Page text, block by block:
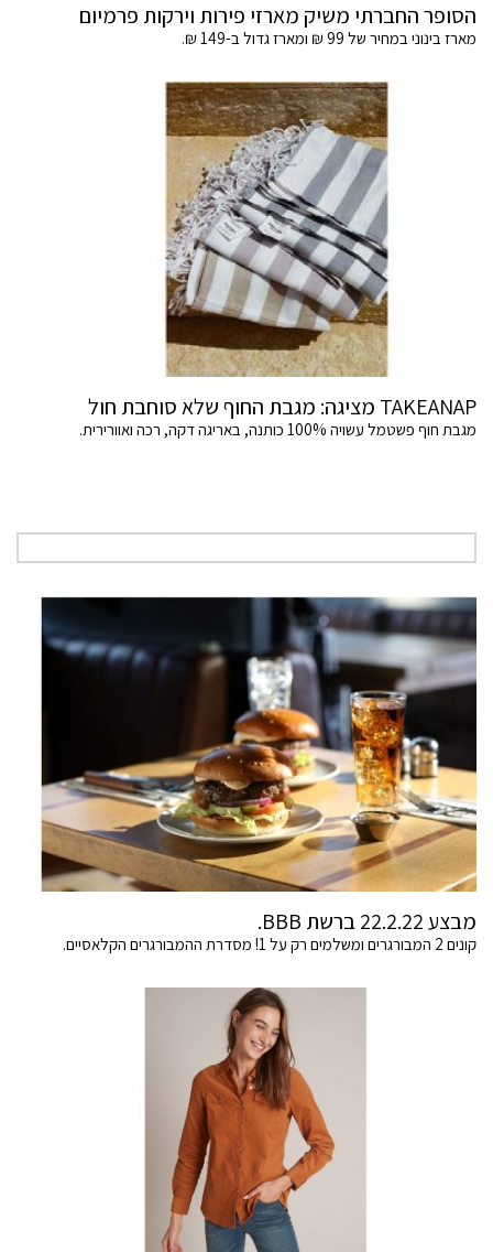
הסופר החברתי משיק מארזי פירות וירקות פרמיום
מארז בינוני במחיר של 99 ₪ ומארז גדול ב-149 ₪.
TAKEANAP מציגה: מגבת החוף שלא סוחבת חול
מגבת חוף פשטמל עשויה 100% כותנה, באריגה דקה, רכה ואוורירית.
מבצע 22.2.22 ברשת BBB.
קונים 2 המבורגרים ומשלמים רק על 1! מסדרת ההמבורגרים הקלאסיים.